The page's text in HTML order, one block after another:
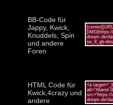
BB-Code für
Jappy, Kwick,
Knuddels, Spin
und andere
Foren
HTML Code für
Kwick,4crazy und
andere